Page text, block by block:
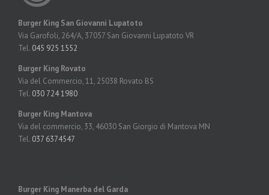
Burger King San Giovanni Lupatoto
Via Garofoli, 264/A, 37057 San Giovanni Lupatoto VR
Tel. 045 925 1552
Burger King Rovato
Via del Commercio, 11, 25038 Rovato BS
Tel. 030 724 1980
Burger King Mantova
Via del commercio, 33, 46030 San Giorgio di Mantova MN
Tel. 037 6374547
Burger King Manerba del Garda